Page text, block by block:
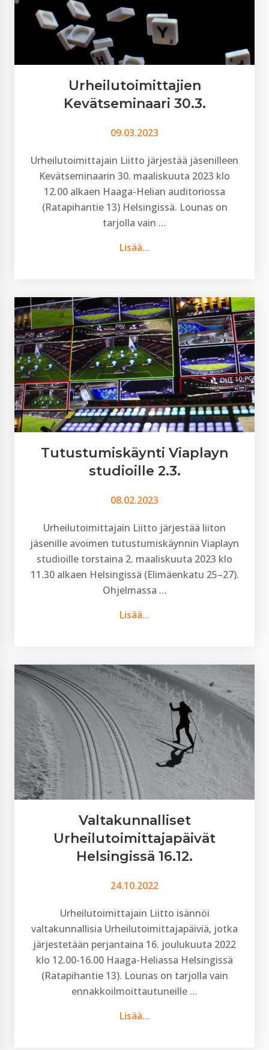
Urheilutoimittajien
Kevätseminaari 30.3.
09.03.2023
Urheilutoimittajain Liitto järjestää jäsenilleen
Kevätseminaarin 30. maaliskuuta 2023 klo
12.00 alkaen Haaga-Helian auditoriossa
(Ratapihantie 13) Helsingissä. Lounas on
tarjolla vain …
Lisää...
Tutustumiskäynti Viaplayn
studioille 2.3.
08.02.2023
Urheilutoimittajain Liitto järjestää liiton
jäsenille avoimen tutustumiskäynnin Viaplayn
studioille torstaina 2. maaliskuuta 2023 klo
11.30 alkaen Helsingissä (Elimäenkatu 25–27).
Ohjelmassa …
Lisää...
Valtakunnalliset
Urheilutoimittajapäivät
Helsingissä 16.12.
24.10.2022
Urheilutoimittajain Liitto isännöi
valtakunnallisia Urheilutoimittajapäiviä, jotka
järjestetään perjantaina 16. joulukuuta 2022
klo 12.00-16.00 Haaga-Heliassa Helsingissä
(Ratapihantie 13). Lounas on tarjolla vain
ennakkoilmoittautuneille …
Lisää...